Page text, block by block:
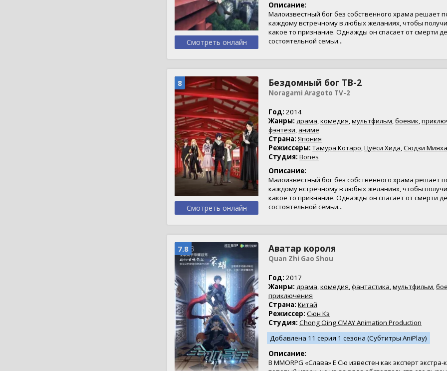
Смотреть онлайн
Описание:
Малоизвестный бог без собственного храма решает
каждому встречному в любых желаниях, чтобы
какое то признание. Однажды он спасает от смерти
состоятельной семьи...
8
Смотреть онлайн
Бездомный бог ТВ-2
Noragami Aragoto TV-2
Год: 2014
Жанры: драма,комедия,мультфильм,боевик,
фэнтези, аниме
Страна: Япония
Режиссеры: Тамура Котаро,Цуёси Хида,Сюдзи
Студия: Bones
Описание:
Малоизвестный бог без собственного храма решает
каждому встречному в любых желаниях, чтобы
какое то признание. Однажды он спасает от смерти
состоятельной семьи...
7.8 Аватар короля
Quan Zhi Gao Shou
Год: 2017
Жанры: драма,комедия,фантастика,мультфильм,
приключения
Страна: Китай
Режиссер: Сюн Кэ
Студия: Chong Qing CMAY Animation Production
Добавлена 11 серия 1 сезона (Субтитры AniPlay)
Описание:
В MMORPG «Слава» Е Сю известен как эксперт экстра-